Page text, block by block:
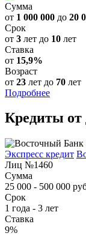
Сумма
от 1 000 000 до 20
Срок
от 3 лет до 10 лет
Ставка
от 15,9%
Возраст
от 23 лет до 70 лет
Подробнее
Кредиты от
Экспресс кредит
Лиц №1460
Сумма
25 000 - 500 000
Срок
1 года - 3 лет
Ставка
9%